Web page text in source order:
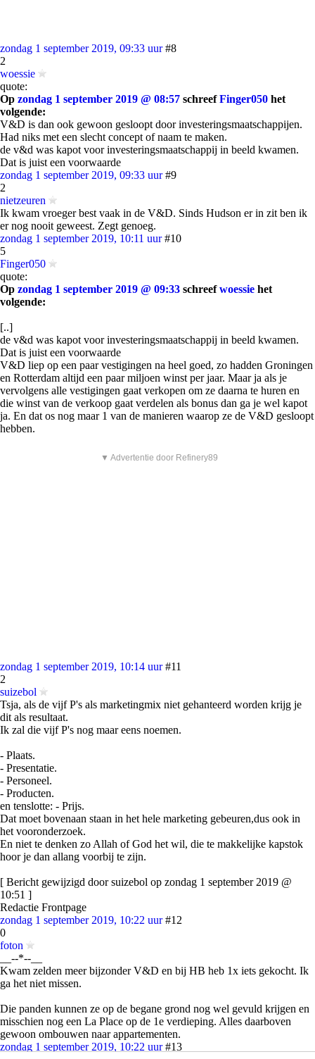
zondag 1 september 2019, 09:33 uur #8
2
woessie
quote:
Op zondag 1 september 2019 @ 08:57 schreefFinger050 het
volgende:
V&D is dan ook gewoon gesloopt door investeringsmaatschappijen.
Had niks met een slecht concept of naam te maken.
de v&d was kapot voor investeringsmaatschappij in beeld kwamen.
Dat is juist een voorwaarde
zondag 1 september 2019, 09:33 uur #9
2
nietzeuren
Ik kwam vroeger best vaak in de V&D. Sinds Hudson er in zit ben ik
er nog nooit geweest. Zegt genoeg.
zondag 1 september 2019, 10:11 uur #10
5
Finger050
quote:
Op zondag 1 september 2019 @ 09:33 schreefwoessie het
volgende:
[..]
de v&d was kapot voor investeringsmaatschappij in beeld kwamen.
Dat is juist een voorwaarde
V&D liep op een paar vestigingen na heel goed, zo hadden Groningen
en Rotterdam altijd een paar miljoen winst per jaar. Maar ja als je
vervolgens alle vestigingen gaat verkopen om ze daarna te huren en
die winst van de verkoop gaat verdelen als bonus dan ga je wel kapot
ja. En dat os nog maar 1 van de manieren waarop ze de V&D gesloopt
hebben.
▼ Advertentie door Refinery89
zondag 1 september 2019, 10:14 uur #11
2
suizebol
Tsja, als de vijf P's als marketingmix niet gehanteerd worden krijg je
dit als resultaat.
Ik zal die vijf P's nog maar eens noemen.
- Plaats.
- Presentatie.
- Personeel.
- Producten.
en tenslotte: - Prijs.
Dat moet bovenaan staan in het hele marketing gebeuren,dus ook in
het vooronderzoek.
En niet te denken zo Allah of God het wil, die te makkelijke kapstok
hoor je dan allang voorbij te zijn.
[ Bericht gewijzigd door suizebol op zondag 1 september 2019 @
10:51 ]
Redactie Frontpage
zondag 1 september 2019, 10:22 uur #12
0
foton
__--*--__
Kwam zelden meer bijzonder V&D en bij HB heb 1x iets gekocht. Ik
ga het niet missen.
Die panden kunnen ze op de begane grond nog wel gevuld krijgen en
misschien nog een La Place op de 1e verdieping. Alles daarboven
gewoon ombouwen naar appartementen.
zondag 1 september 2019, 10:22 uur #13